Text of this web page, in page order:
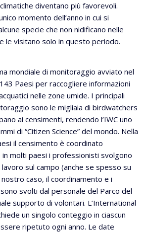
diventano più favorevoli.
momento dell’anno in cui si
specie che non nidificano nelle
le visitano solo in questo periodo.
mondiale di monitoraggio avviato nel
Paesi per raccogliere informazioni
nelle zone umide. I principali
sono le migliaia di birdwatchers
ai censimenti, rendendo l’IWC uno
di “Citizen Science” del mondo. Nella
il censimento è coordinato
molti paesi i professionisti svolgono
sul campo (anche se spesso su
caso, il coordinamento e i
svolti dal personale del Parco del
supporto di volontari. L’International
un singolo conteggio in ciascun
ripetuto ogni anno. Le date